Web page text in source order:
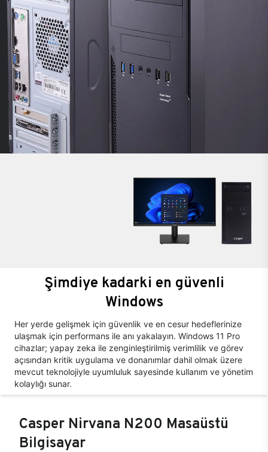
Şimdiye kadarki en güvenli
Windows
Her yerde gelişmek için güvenlik ve en cesur hedeflerinize
ulaşmak için performans ile anı yakalayın. Windows 11 Pro
cihazlar; yapay zeka ile zenginleştirilmiş verimlilik ve görev
açısından kritik uygulama ve donanımlar dahil olmak üzere
mevcut teknolojiyle uyumluluk sayesinde kullanım ve yönetim
kolaylığı sunar.
Casper Nirvana N200 Masaüstü
Bilgisayar